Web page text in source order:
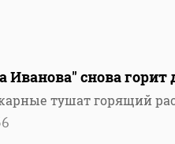
Иванова" снова
тушат горящий